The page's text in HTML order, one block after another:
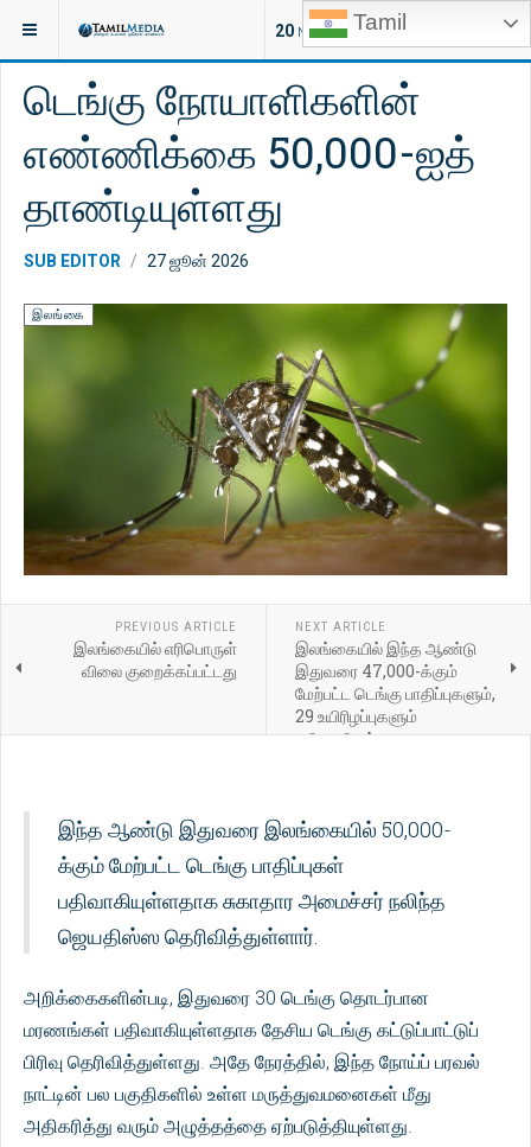
Tamil
20 NEW ARTICLES
இருக்குமிடம்: செய்திகள்
டெங்கு நோயாளிகளின்
எண்ணிக்கை 50,000-ஐத்
தாண்டியுள்ளது
SUB EDITOR 27 ஜூன் 2026
இலங்கை
PREVIOUS ARTICLE
இலங்கையில் எரிபொருள்
விலை குறைக்கப்பட்டது
NEXT ARTICLE
இலங்கையில் இந்த ஆண்டு
இதுவரை 47,000-க்கும்
மேற்பட்ட டெங்கு பாதிப்புகளும்,
29 உயிரிழப்புகளும்
பதிவாகியுள்ளன
இந்த ஆண்டு இதுவரை இலங்கையில் 50,000-
க்கும் மேற்பட்ட டெங்கு பாதிப்புகள்
பதிவாகியுள்ளதாக சுகாதார அமைச்சர் நலிந்த
ஜெயதிஸ்ஸ தெரிவித்துள்ளார்.
அறிக்கைகளின்படி, இதுவரை 30 டெங்கு தொடர்பான
மரணங்கள் பதிவாகியுள்ளதாக தேசிய டெங்கு கட்டுப்பாட்டுப்
பிரிவு தெரிவித்துள்ளது. அதே நேரத்தில், இந்த நோய்ப் பரவல்
நாட்டின் பல பகுதிகளில் உள்ள மருத்துவமனைகள் மீது
அதிகரித்து வரும் அழுத்தத்தை ஏற்படுத்தியுள்ளது.